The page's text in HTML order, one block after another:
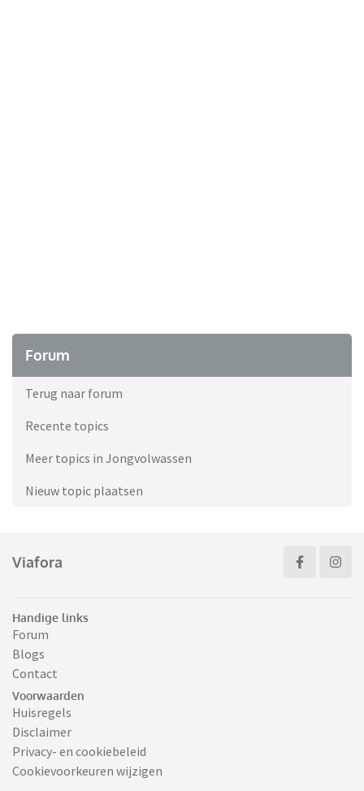
Forum
Terug naar forum
Recente topics
Meer topics in Jongvolwassen
Nieuw topic plaatsen
Viafora
Handige links
Forum
Blogs
Contact
Voorwaarden
Huisregels
Disclaimer
Privacy- en cookiebeleid
Cookievoorkeuren wijzigen